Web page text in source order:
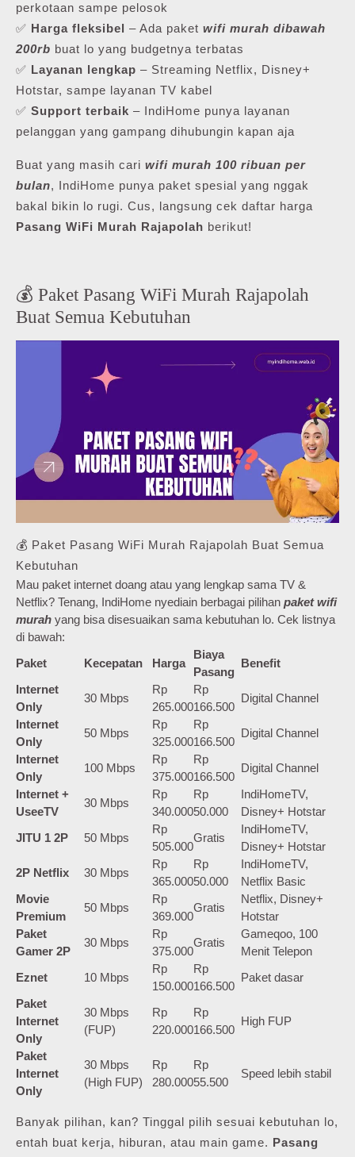
perkotaan sampe pelosok
✅ Harga fleksibel – Ada paket wifi murah dibawah
200rb buat lo yang budgetnya terbatas
✅ Layanan lengkap – Streaming Netflix, Disney+
Hotstar, sampe layanan TV kabel
✅ Support terbaik – IndiHome punya layanan
pelanggan yang gampang dihubungin kapan aja
Buat yang masih cari wifi murah 100 ribuan per
bulan, IndiHome punya paket spesial yang nggak
bakal bikin lo rugi. Cus, langsung cek daftar harga
Pasang WiFi Murah Rajapolah berikut!
💰 Paket Pasang WiFi Murah Rajapolah
Buat Semua Kebutuhan
💰 Paket Pasang WiFi Murah Rajapolah Buat Semua
Kebutuhan
Mau paket internet doang atau yang lengkap sama TV &
Netflix? Tenang, IndiHome nyediain berbagai pilihan paket wifi
murah yang bisa disesuaikan sama kebutuhan lo. Cek listnya
di bawah:
Paket
Kecepatan Harga
Biaya
Pasang
Benefit
Internet
Only
30 Mbps
Rp
265.000
Rp
166.500
Digital Channel
Internet
Only
50 Mbps
Rp
325.000
Rp
166.500
Digital Channel
Internet
Only
100 Mbps
Rp
375.000
Rp
166.500
Digital Channel
Internet +
UseeTV
30 Mbps
Rp
340.000
Rp
50.000
IndiHomeTV,
Disney+ Hotstar
JITU 1 2P
50 Mbps
Rp
505.000
Gratis
IndiHomeTV,
Disney+ Hotstar
2P Netflix
30 Mbps
Rp
365.000
Rp
50.000
IndiHomeTV,
Netflix Basic
Movie
Premium
50 Mbps
Rp
369.000
Gratis
Netflix, Disney+
Hotstar
Paket
Gamer 2P
30 Mbps
Rp
375.000
Gratis
Gameqoo, 100
Menit Telepon
Eznet
10 Mbps
Rp
150.000
Rp
166.500
Paket dasar
Paket
Internet
Only
30 Mbps
(FUP)
Rp
220.000
Rp
166.500
High FUP
Paket
Internet
Only
30 Mbps
(High FUP)
Rp
280.000
Rp
55.500
Speed lebih stabil
Banyak pilihan, kan? Tinggal pilih sesuai kebutuhan lo,
entah buat kerja, hiburan, atau main game. Pasang